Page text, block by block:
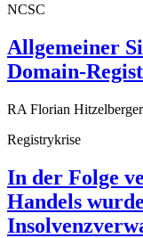
NCSC
Allgemeiner
Domain-
RA Florian Hitzelberger
Registrykrise
In der Folge
Handels